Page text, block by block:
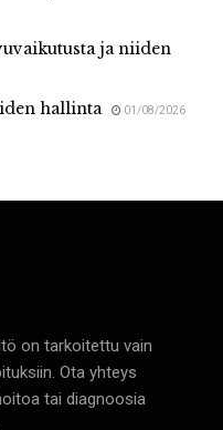
ja niiden
hallinta 01/08/2026
on tarkoitettu vain
Ota yhteys
tai diagnoosia